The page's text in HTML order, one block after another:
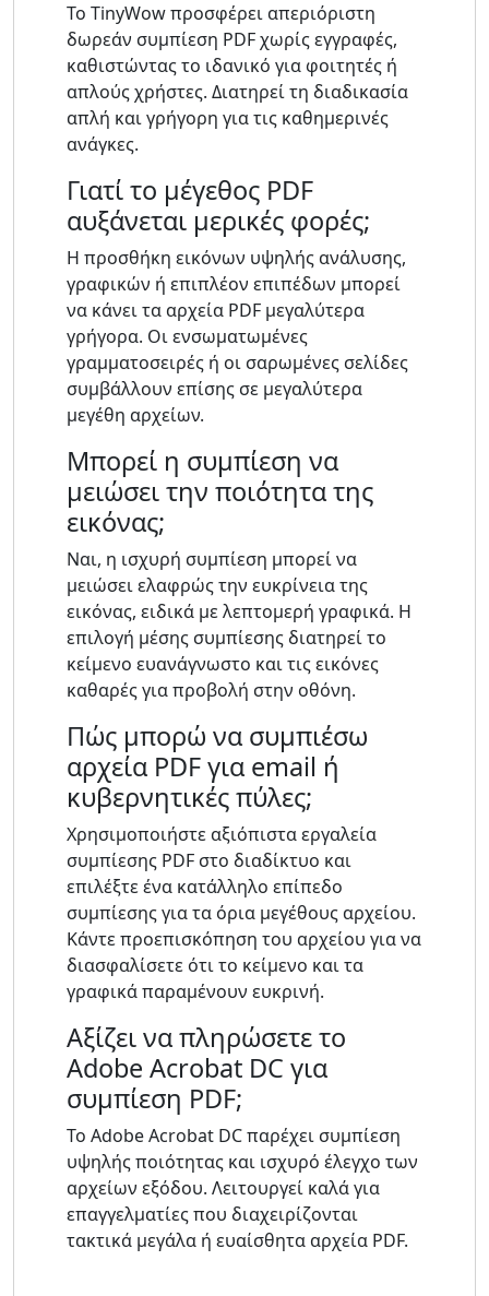
Το TinyWow προσφέρει απεριόριστη
δωρεάν συμπίεση PDF χωρίς εγγραφές,
καθιστώντας το ιδανικό για φοιτητές ή
απλούς χρήστες. Διατηρεί τη διαδικασία
απλή και γρήγορη για τις καθημερινές
ανάγκες.
Γιατί το μέγεθος PDF
αυξάνεται μερικές φορές;
Η προσθήκη εικόνων υψηλής ανάλυσης,
γραφικών ή επιπλέον επιπέδων μπορεί
να κάνει τα αρχεία PDF μεγαλύτερα
γρήγορα. Οι ενσωματωμένες
γραμματοσειρές ή οι σαρωμένες σελίδες
συμβάλλουν επίσης σε μεγαλύτερα
μεγέθη αρχείων.
Μπορεί η συμπίεση να
μειώσει την ποιότητα της
εικόνας;
Ναι, η ισχυρή συμπίεση μπορεί να
μειώσει ελαφρώς την ευκρίνεια της
εικόνας, ειδικά με λεπτομερή γραφικά. Η
επιλογή μέσης συμπίεσης διατηρεί το
κείμενο ευανάγνωστο και τις εικόνες
καθαρές για προβολή στην οθόνη.
Πώς μπορώ να συμπιέσω
αρχεία PDF για email ή
κυβερνητικές πύλες;
Χρησιμοποιήστε αξιόπιστα εργαλεία
συμπίεσης PDF στο διαδίκτυο και
επιλέξτε ένα κατάλληλο επίπεδο
συμπίεσης για τα όρια μεγέθους αρχείου.
Κάντε προεπισκόπηση του αρχείου για να
διασφαλίσετε ότι το κείμενο και τα
γραφικά παραμένουν ευκρινή.
Αξίζει να πληρώσετε το
Adobe Acrobat DC για
συμπίεση PDF;
Το Adobe Acrobat DC παρέχει συμπίεση
υψηλής ποιότητας και ισχυρό έλεγχο των
αρχείων εξόδου. Λειτουργεί καλά για
επαγγελματίες που διαχειρίζονται
τακτικά μεγάλα ή ευαίσθητα αρχεία PDF.